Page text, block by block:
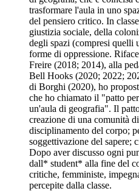
trasformare l'aula in uno
del pensiero critico. In
giustizia sociale, della
degli spazi (compresi quelli
forme di oppressione.
Freire (2018; 2014), alla
Bell Hooks (2020; 2022;
di Borghi (2020), ho
che ho chiamato il "patto
un'aula di geografia". Il
creazione di una comunità
disciplinamento del corpo;
soggettivazione del sapere;
Dopo aver discusso ogni
dall* student* alla fine del
critiche, femministe,
percepite dalla classe.